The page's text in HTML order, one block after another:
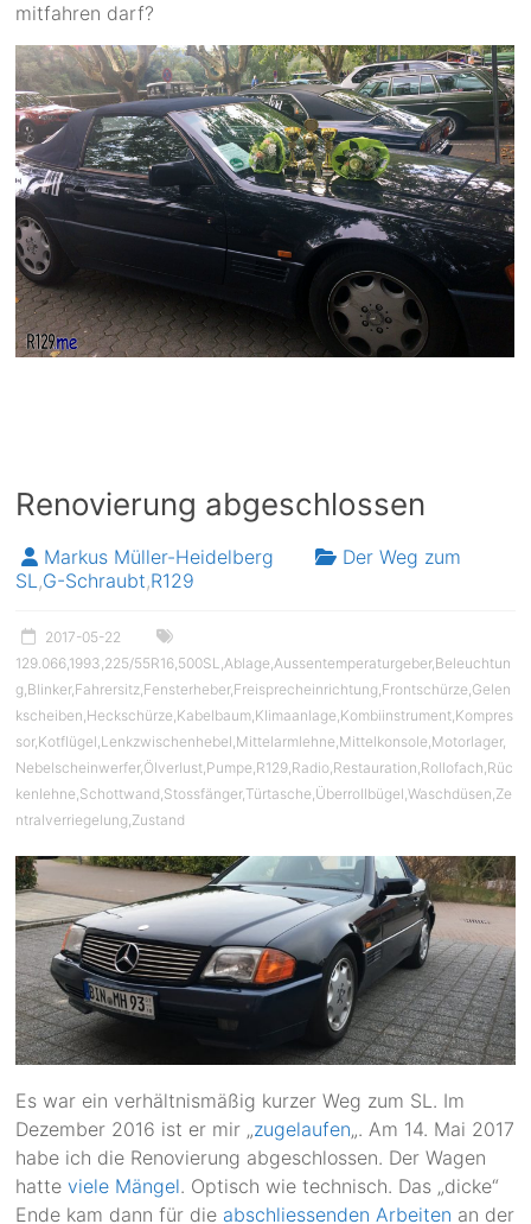
mitfahren darf?
Renovierung abgeschlossen
Markus Müller-Heidelberg
Der Weg zum
SL,G-Schraubt,R129
2017-05-22
129.066,1993,225/55R16,500SL,Ablage,Aussentemperaturgeber,Beleuchtun
g,Blinker,Fahrersitz,Fensterheber,Freisprecheinrichtung,Frontschürze,Gelen
kscheiben,Heckschürze,Kabelbaum,Klimaanlage,Kombiinstrument,Kompres
sor,Kotflügel,Lenkzwischenhebel,Mittelarmlehne,Mittelkonsole,Motorlager,
Nebelscheinwerfer,Ölverlust,Pumpe,R129,Radio,Restauration,Rollofach,Rüc
kenlehne,Schottwand,Stossfänger,Türtasche,Überrollbügel,Waschdüsen,Ze
ntralverriegelung,Zustand
Es war ein verhältnismäßig kurzer Weg zum SL. Im
Dezember 2016 ist er mir „zugelaufen„. Am 14. Mai 2017
habe ich die Renovierung abgeschlossen. Der Wagen
hatteviele Mängel. Optisch wie technisch. Das „dicke“
Ende kam dann für die abschliessenden Arbeiten an der